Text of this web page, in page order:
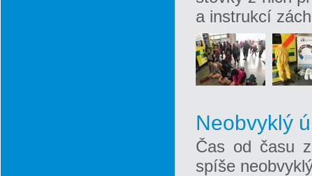
a instrukcí
Neobvyklý
Čas od času
spíše